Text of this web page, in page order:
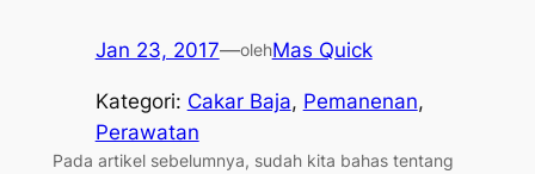
Jan 23, 2017—olehMas Quick
Kategori: Cakar Baja, Pemanenan
Perawatan
Pada artikel sebelumnya, sudah kita bahas tentang